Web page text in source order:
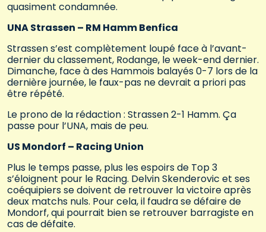
quasiment condamnée.
UNA Strassen – RM Hamm Benfica
Strassen s’est complètement loupé face à l’avant-
dernier du classement, Rodange, le week-end dernier.
Dimanche, face à des Hammois balayés 0-7 lors de la
dernière journée, le faux-pas ne devrait a priori pas
être répété.
Le prono de la rédaction : Strassen 2-1 Hamm. Ça
passe pour l’UNA, mais de peu.
US Mondorf – Racing Union
Plus le temps passe, plus les espoirs de Top 3
s’éloignent pour le Racing. Delvin Skenderovic et ses
coéquipiers se doivent de retrouver la victoire après
deux matchs nuls. Pour cela, il faudra se défaire de
Mondorf, qui pourrait bien se retrouver barragiste en
cas de défaite.